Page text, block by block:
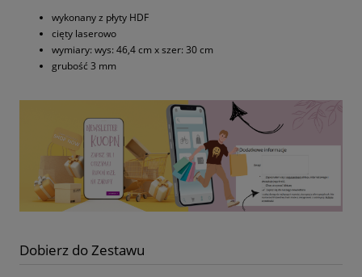
wykonany z płyty HDF
cięty laserowo
wymiary: wys: 46,4 cm x szer: 30 cm
grubość 3 mm
Dobierz do Zestawu